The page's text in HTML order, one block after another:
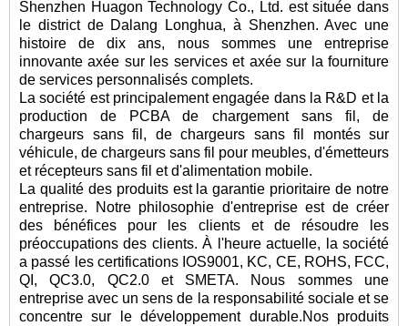
Shenzhen Huagon Technology Co., Ltd. est située dans
le district de Dalang Longhua, à Shenzhen. Avec une
histoire de dix ans, nous sommes une entreprise
innovante axée sur les services et axée sur la fourniture
de services personnalisés complets.
La société est principalement engagée dans la R&D et la
production de PCBA de chargement sans fil, de
chargeurs sans fil, de chargeurs sans fil montés sur
véhicule, de chargeurs sans fil pour meubles, d'émetteurs
et récepteurs sans fil et d'alimentation mobile.
La qualité des produits est la garantie prioritaire de notre
entreprise. Notre philosophie d'entreprise est de créer
des bénéfices pour les clients et de résoudre les
préoccupations des clients. À l'heure actuelle, la société
a passé les certifications IOS9001, KC, CE, ROHS, FCC,
QI, QC3.0, QC2.0 et SMETA. Nous sommes une
entreprise avec un sens de la responsabilité sociale et se
concentre sur le développement durable.Nos produits